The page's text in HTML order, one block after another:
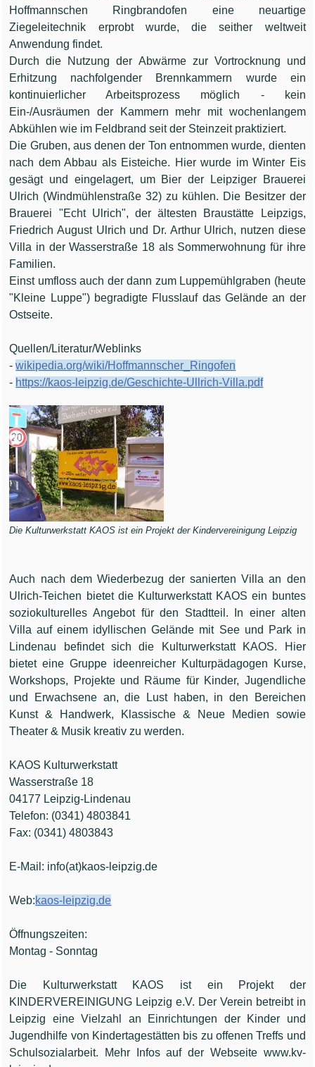
Hoffmannschen Ringbrandofen eine neuartige
Ziegeleitechnik erprobt wurde, die seither weltweit
Anwendung findet.
Durch die Nutzung der Abwärme zur Vortrocknung und
Erhitzung nachfolgender Brennkammern wurde ein
kontinuierlicher Arbeitsprozess möglich - kein
Ein-/Ausräumen der Kammern mehr mit wochenlangem
Abkühlen wie im Feldbrand seit der Steinzeit praktiziert.
Die Gruben, aus denen der Ton entnommen wurde, dienten
nach dem Abbau als Eisteiche. Hier wurde im Winter Eis
gesägt und eingelagert, um Bier der Leipziger Brauerei
Ulrich (Windmühlenstraße 32) zu kühlen. Die Besitzer der
Brauerei "Echt Ulrich", der ältesten Braustätte Leipzigs,
Friedrich August Ulrich und Dr. Arthur Ulrich, nutzen diese
Villa in der Wasserstraße 18 als Sommerwohnung für ihre
Familien.
Einst umfloss auch der dann zum Luppemühlgraben (heute
"Kleine Luppe") begradigte Flusslauf das Gelände an der
Ostseite.
Quellen/Literatur/Weblinks
-wikipedia.org/wiki/Hoffmannscher_Ringofen
- https://kaos-leipzig.de/Geschichte-Ullrich-Villa.pdf
Die Kulturwerkstatt KAOS ist ein Projekt der Kindervereinigung Leipzig
Auch nach dem Wiederbezug der sanierten Villa an den
Ulrich-Teichen bietet die Kulturwerkstatt KAOS ein buntes
soziokulturelles Angebot für den Stadtteil. In einer alten
Villa auf einem idyllischen Gelände mit See und Park in
Lindenau befindet sich die Kulturwerkstatt KAOS. Hier
bietet eine Gruppe ideenreicher Kulturpädagogen Kurse,
Workshops, Projekte und Räume für Kinder, Jugendliche
und Erwachsene an, die Lust haben, in den Bereichen
Kunst & Handwerk, Klassische & Neue Medien sowie
Theater & Musik kreativ zu werden.
KAOS Kulturwerkstatt
Wasserstraße 18
04177 Leipzig-Lindenau
Telefon: (0341) 4803841
Fax: (0341) 4803843
E-Mail: info(at)kaos-leipzig.de
Web:kaos-leipzig.de
Öffnungszeiten:
Montag - Sonntag
Die Kulturwerkstatt KAOS ist ein Projekt der
KINDERVEREINIGUNG Leipzig e.V. Der Verein betreibt in
Leipzig eine Vielzahl an Einrichtungen der Kinder und
Jugendhilfe von Kindertagestätten bis zu offenen Treffs und
Schulsozialarbeit. Mehr Infos auf der Webseite www.kv-